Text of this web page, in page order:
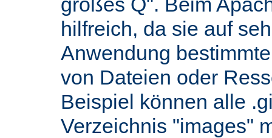
hilfreich, da sie auf
Anwendung
von Dateien oder
Beispiel können alle
Verzeichnis "images"